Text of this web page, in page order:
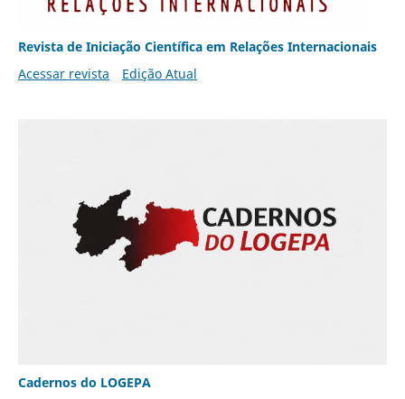
Revista de Iniciação Científica em Relações Internacionais
Acessar revista
Edição Atual
Cadernos do LOGEPA